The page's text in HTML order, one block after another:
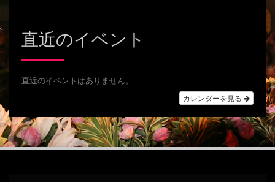
ゲ
ー
ョ
直近のイベント
直近のイベントはありません。
カレンダーを見る